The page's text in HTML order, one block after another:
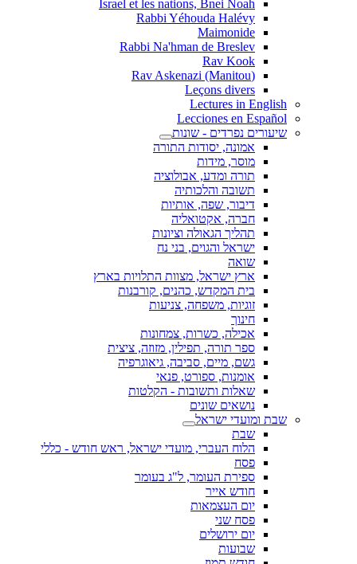
Israel et les nations, Bnei Noah
Rabbi Yéhouda Halévy
Maimonide
Rabbi Na'hman de Breslev
Rav Kook
(Rav Askenazi (Manitou
Leçons divers
Lectures in English
Lecciones en Español
שיעורים נפרדים - שונות
אמונה, יסודות התורה
מוסר, מידות
תורה ומדע, אבולוציה
תשובה והלכותיה
דיבור, שפה, אותיות
חברה, אקטואליה
תהליך הגאולה וציונות
ישראל והגוים, בני נח
שואה
ארץ ישראל, מצוות התלויות בארץ
בית המקדש, כהנים, קורבנות
זוגיות, משפחה, צניעות
חינוך
אכילה, כשרות, צמחונות
ספר תורה, תפילין, מזוזה, ציצית
גשם, מיים, סביבה, גיאוגרפיה
אומנות, ספורט, פנאי
שאלות ותשובות - הקלטות
נושאים שונים
שבת ומועדי ישראל
שבת
הלוח העברי, מועדי ישראל, ראש חודש - כללי
פסח
ספירת העומר, ל"ג בעומר
חודש אייר
יום העצמאות
פסח שני
יום ירושלים
שבועות